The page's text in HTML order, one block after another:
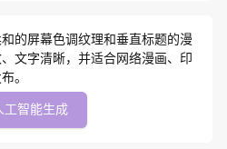
的屏幕色调纹理和垂直标题的漫
文字清晰，并适合网络漫画、印
。
工智能生成